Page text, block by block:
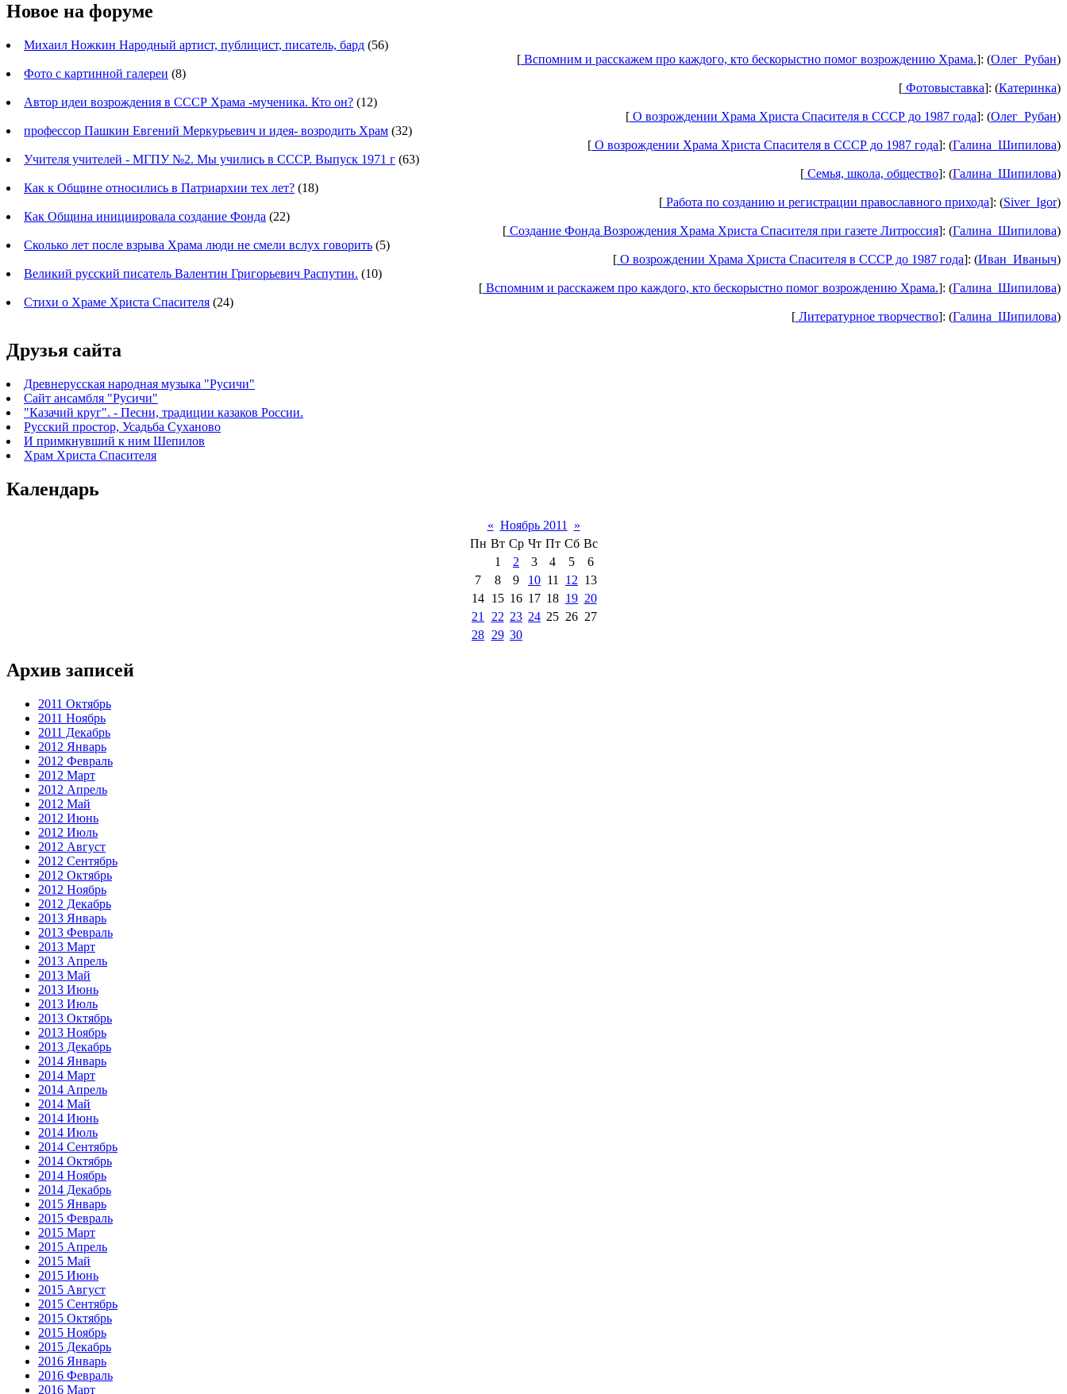
Новое на форуме
Михаил Ножкин Народный артист, публицист, писатель, бард (56)
[ Вспомним и расскажем про каждого, кто бескорыстно помог возрождению Храма.]: (Олег_Рубан)
Фото с картинной галереи (8)
[ Фотовыставка]: (Катеринка)
Автор идеи возрождения в СССР Храма -мученика. Кто он? (12)
[ О возрождении Храма Христа Спасителя в СССР до 1987 года]: (Олег_Рубан)
профессор Пашкин Евгений Меркурьевич и идея- возродить Храм (32)
[ О возрождении Храма Христа Спасителя в СССР до 1987 года]: (Галина_Шипилова)
Учителя учителей - МГПУ №2. Мы учились в СССР. Выпуск 1971 г (63)
[ Семья, школа, общество]: (Галина_Шипилова)
Как к Общине относились в Патриархии тех лет? (18)
[ Работа по созданию и регистрации православного прихода]: (Siver_Igor)
Как Община инициировала создание Фонда (22)
[ Создание Фонда Возрождения Храма Христа Спасителя при газете Литроссия]: (Галина_Шипилова)
Сколько лет после взрыва Храма люди не смели вслух говорить (5)
[ О возрождении Храма Христа Спасителя в СССР до 1987 года]: (Иван_Иваныч)
Великий русский писатель Валентин Григорьевич Распутин. (10)
[ Вспомним и расскажем про каждого, кто бескорыстно помог возрождению Храма.]: (Галина_Шипилова)
Стихи о Храме Христа Спасителя (24)
[ Литературное творчество]: (Галина_Шипилова)
Друзья сайта
Древнерусская народная музыка "Русичи"
Сайт ансамбля "Русичи"
"Казачий круг". - Песни, традиции казаков России.
Русский простор, Усадьба Суханово
И примкнувший к ним Шепилов
Храм Христа Спасителя
Календарь
« Ноябрь 2011
»
Пн Вт Ср Чт Пт Сб Вс
1
2 3 4 5
6
7
8 9 10 11 12 13
14 15 16 17 18 19 20
21
22 23 24 25 26 27
28 29 30
Архив записей
2011 Октябрь
2011 Ноябрь
2011 Декабрь
2012 Январь
2012 Февраль
2012 Март
2012 Апрель
2012 Май
2012 Июнь
2012 Июль
2012 Август
2012 Сентябрь
2012 Октябрь
2012 Ноябрь
2012 Декабрь
2013 Январь
2013 Февраль
2013 Март
2013 Апрель
2013 Май
2013 Июнь
2013 Июль
2013 Октябрь
2013 Ноябрь
2013 Декабрь
2014 Январь
2014 Март
2014 Апрель
2014 Май
2014 Июнь
2014 Июль
2014 Сентябрь
2014 Октябрь
2014 Ноябрь
2014 Декабрь
2015 Январь
2015 Февраль
2015 Март
2015 Апрель
2015 Май
2015 Июнь
2015 Август
2015 Сентябрь
2015 Октябрь
2015 Ноябрь
2015 Декабрь
2016 Январь
2016 Февраль
2016 Март